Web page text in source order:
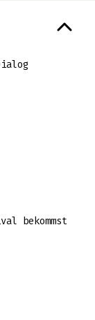
bekommst